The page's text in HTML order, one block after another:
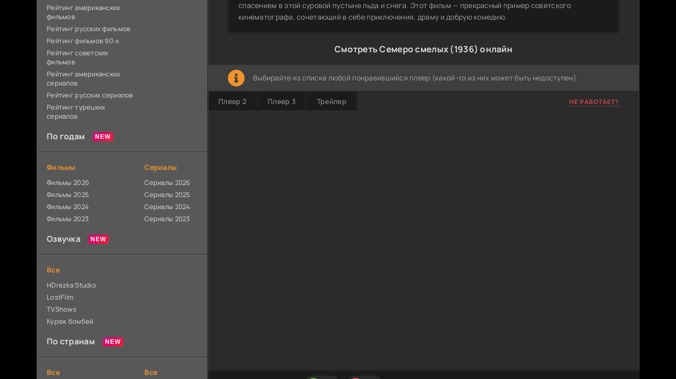
спасением в этой суровой пустыне льда и снега. Этот фильм — прекрасный пример советского
кинематографа, сочетающий в себе приключения, драму и добрую комедию.
Смотреть Семеро смелых (1936) онлайн
Выбирайте из списка любой понравившийся плеер (какой-то из них может быть недоступен)
Плеер 2 Плеер 3 Трейлер НЕ РАБОТАЕТ?
Рейтинг американских
фильмов
Рейтинг русских фильмов
Рейтинг фильмов 90-х
Рейтинг советских
фильмов
Рейтинг американских
сериалов
Рейтинг русских сериалов
Рейтинг турецких
сериалов
По годам
Фильмы
Фильмы 2026
Фильмы 2025
Фильмы 2024
Фильмы 2023
Сериалы
Сериалы 2026
Сериалы 2025
Сериалы 2024
Сериалы 2023
Озвучка
Все
HDrezka Studio
LostFilm
TVShows
Кураж бомбей
По странам
Все Все